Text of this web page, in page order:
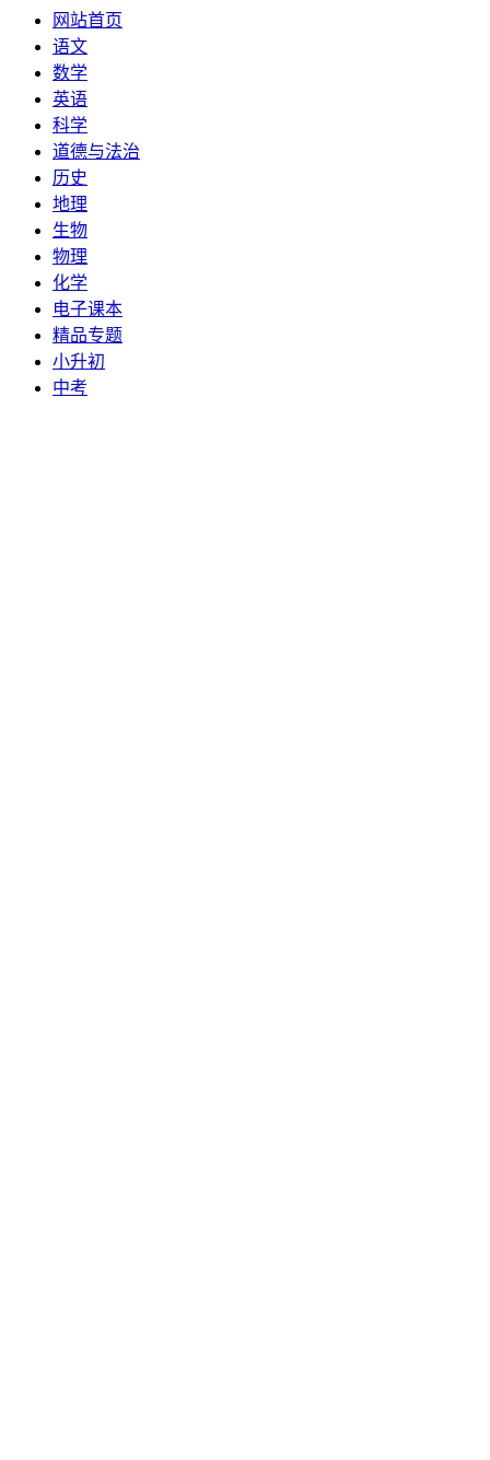
网站首页
语文
数学
英语
科学
道德与法治
历史
地理
生物
物理
化学
电子课本
精品专题
小升初
中考